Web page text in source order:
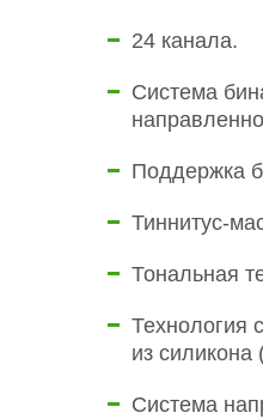
24 канала.
Система
Поддержка
Тиннитус-
Тональная
Технология
из силикона
Система